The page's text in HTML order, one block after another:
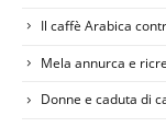
Il caffè Arabica
Mela annurca e
Donne e caduta di